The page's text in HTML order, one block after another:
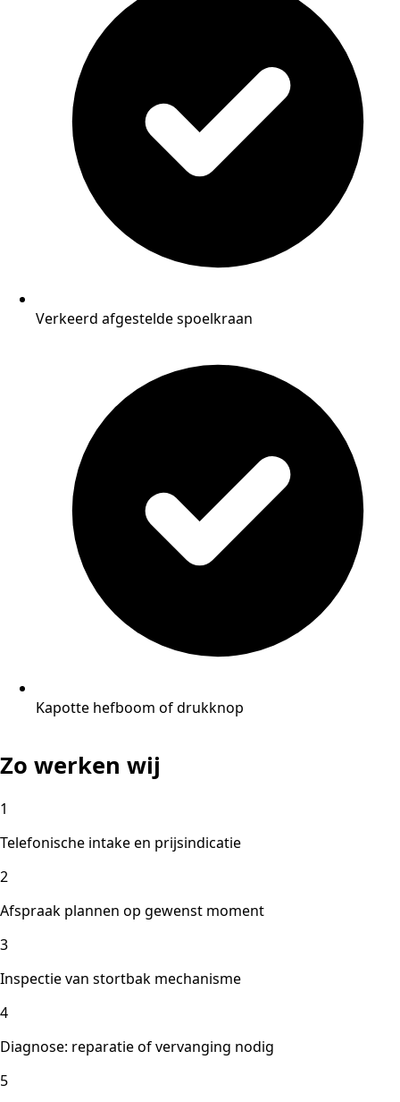
Verkeerd afgestelde spoelkraan
Kapotte hefboom of drukknop
Zo werken wij
1
Telefonische intake en prijsindicatie
2
Afspraak plannen op gewenst moment
3
Inspectie van stortbak mechanisme
4
Diagnose: reparatie of vervanging nodig
5